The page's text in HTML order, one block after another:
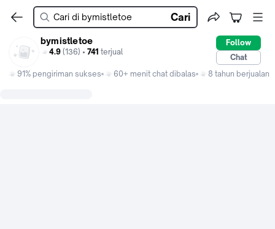
Cari
bymistletoe
4.9 (136) • 741 terjual
Follow
Chat
91% pengiriman sukses
60+ menit chat dibalas 8 tahun berjualan